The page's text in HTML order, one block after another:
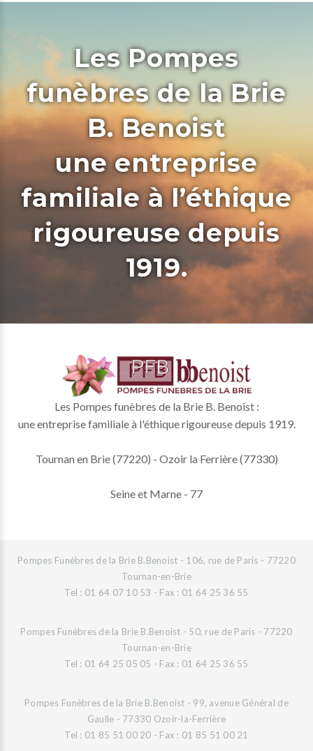
Les Pompes
funèbres de la Brie
B. Benoist
une entreprise
familiale à l’éthique
rigoureuse depuis
1919.
Les Pompes funèbres de la Brie B. Benoist :
une entreprise familiale à l'éthique rigoureuse depuis 1919.
Tournan en Brie (77220) - Ozoir la Ferrière (77330)
Seine et Marne - 77
Pompes Funèbres de la Brie B.Benoist - 106, rue de Paris - 77220
Tournan-en-Brie
Tel : 01 64 07 10 53 - Fax : 01 64 25 36 55
Pompes Funèbres de la Brie B.Benoist - 50, rue de Paris - 77220
Tournan-en-Brie
Tel : 01 64 25 05 05 - Fax : 01 64 25 36 55
Pompes Funèbres de la Brie B.Benoist - 99, avenue Général de
Gaulle - 77330 Ozoir-la-Ferrière
Tel : 01 85 51 00 20 - Fax : 01 85 51 00 21